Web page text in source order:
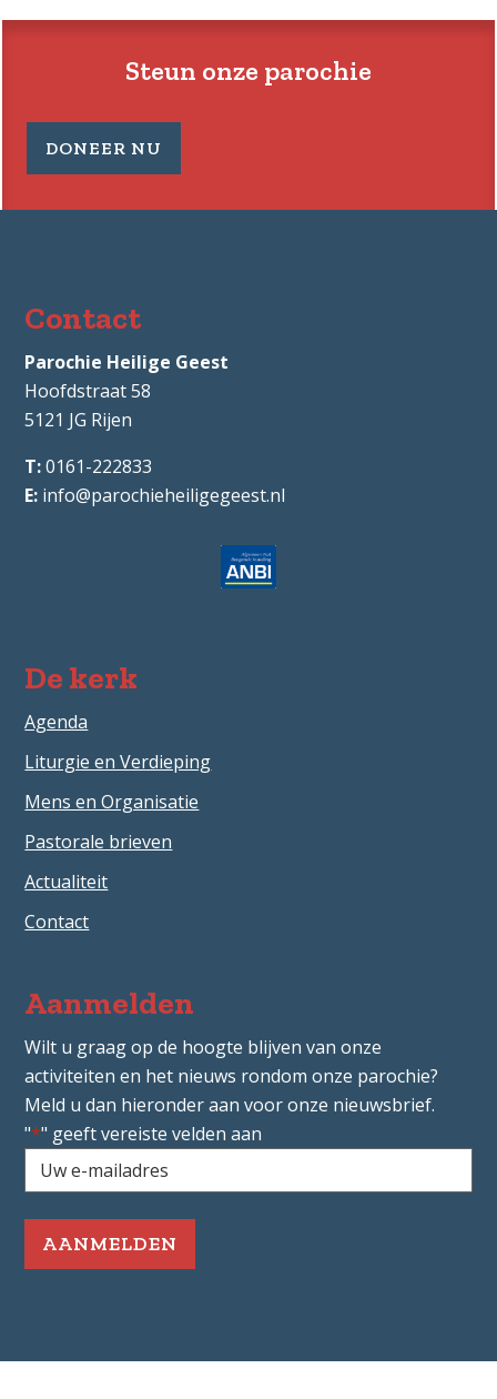
Steun onze parochie
DONEER NU
Contact
Parochie Heilige Geest
Hoofdstraat 58
5121 JG Rijen
0161-222833
info@parochieheiligegeest.nl
De kerk
Agenda
Liturgie en Verdieping
Mens en Organisatie
Pastorale brieven
Actualiteit
Contact
Aanmelden
Wilt u graag op de hoogte blijven van onze
activiteiten en het nieuws rondom onze parochie?
Meld u dan hieronder aan voor onze nieuwsbrief.
"*" geeft vereiste velden aan
Uw
e-
mailadres
Vereist